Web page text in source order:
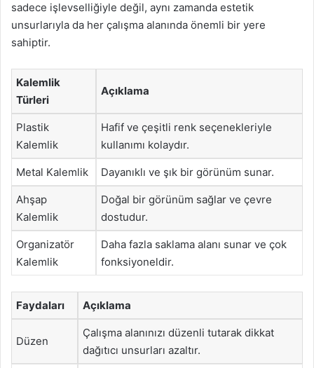
sadece işlevselliğiyle değil, aynı zamanda estetik
unsurlarıyla da her çalışma alanında önemli bir yere
sahiptir.
Kalemlik
Türleri
Açıklama
Plastik
Kalemlik
Hafif ve çeşitli renk seçenekleriyle
kullanımı kolaydır.
Metal Kalemlik Dayanıklı ve şık bir görünüm sunar.
Ahşap
Kalemlik
Doğal bir görünüm sağlar ve çevre
dostudur.
Organizatör
Kalemlik
Daha fazla saklama alanı sunar ve çok
fonksiyoneldir.
Faydaları Açıklama
Düzen
Çalışma alanınızı düzenli tutarak dikkat
dağıtıcı unsurları azaltır.